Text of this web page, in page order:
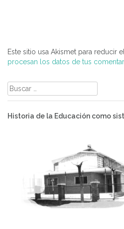
Este sitio usa Akismet para reducir
procesan los datos de tus
Buscar:
Historia de la Educación como